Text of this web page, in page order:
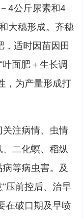
4公斤尿素和4
大穗形成。齐穗
，适时因苗因田
叶面肥＋生长调
，为产量形成打
注病情、虫情
二化螟、稻纵
等病虫害。及
“压前控后、治早
在破口期及早喷